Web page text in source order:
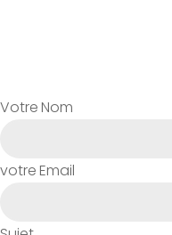
Votre Nom
votre Email